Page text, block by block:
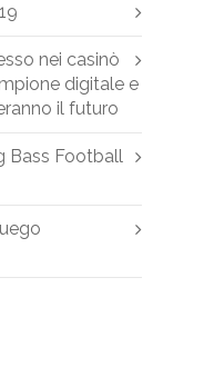
nei casinò
digitale e
il futuro
Bass Football